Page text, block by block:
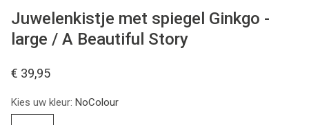
Juwelenkistje met spiegel Ginkgo -
large / A Beautiful Story
€ 39,95
Kies uw kleur: NoColour